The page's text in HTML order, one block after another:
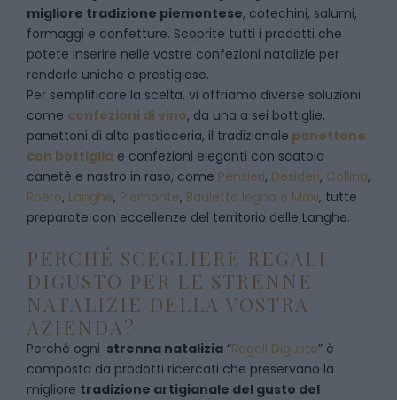
migliore tradizione piemontese, cotechini, salumi,
formaggi e confetture. Scoprite tutti i prodotti che
potete inserire nelle vostre confezioni natalizie per
renderle uniche e prestigiose.
Per semplificare la scelta, vi offriamo diverse soluzioni
come confezioni di vino, da una a sei bottiglie,
panettoni di alta pasticceria, il tradizionale panettone
con bottiglia e confezioni eleganti con scatola
canetè e nastro in raso, come Pensieri, Desideri, Collina,
Roero, Langhe, Piemonte, Bauletto legno e Maxi, tutte
preparate con eccellenze del territorio delle Langhe.
PERCHÉ SCEGLIERE REGALI
DIGUSTO PER LE STRENNE
NATALIZIE DELLA VOSTRA
AZIENDA?
Perché ogni strenna natalizia “Regali Digusto” è
composta da prodotti ricercati che preservano la
migliore tradizione artigianale del gusto del